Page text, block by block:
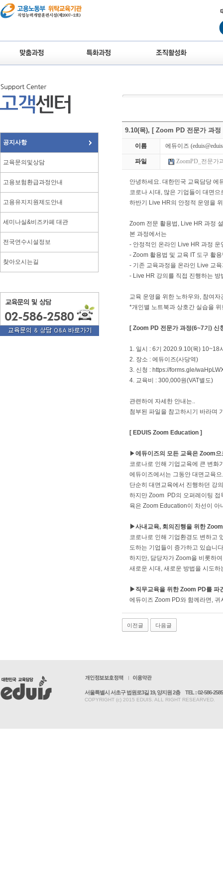
공지사항
교육문의및상담
고용보험환급과정안내
고용유지지원제도안내
세미나실&비즈카페 대관
전국연수시설정보
찾아오시는길
9.10(목), [ Zoom PD 전문가 과정
이름 에듀이즈
파일 ZoomPD_전문가
안녕하세요. 대한민국 교육담당 에
코로나 시대, 많은 기업들이 대면
하반기 Live HR의 안정적 운영을
Zoom 전문 활용법, Live HR 과정
본 과정에서는
- 안정적인 온라인 Live HR 과정 운
- Zoom 활용법 및 교육 IT 도구 활
- 기존 교육과정을 온라인 Live 교
- Live HR 강의를 직접 진행하는
교육 운영을 위한 노하우와, 참여
*개인별 노트북과 상호간 실습을
[ Zoom PD 전문가 과정(6~7기) 신
1. 일시 : 6기 2020.9.10(목) 10~18
2. 장소 : 에듀이즈(사당역)
3. 신청 : https://forms.gle/
4. 교육비 : 300,000원(VAT별도)
관련하여 자세한 안내는..
첨부된 파일을 참고하시기 바라며
[ EDUIS Zoom Education ]
▶에듀이즈의 모든 교육은 Zoom
코로나로 인해 기업교육에 큰 변화
에듀이즈에서는 그동안 대면교육
단순히 대면교육에서 진행하던 강
하지만 Zoom PD의 오퍼레이팅 접
육은 Zoom Education이 차선이 아
▶사내교육, 회의진행을 위한
코로나로 인해 기업환경도 변하고
도하는 기업들이 증가하고 있습니
하지만, 담당자가 Zoom을 비롯하
새로운 시대, 새로운 방법을 시도
▶직무교육을 위한 Zoom PD를 파
에듀이즈 Zoom PD와 함께라면,
이전글 다음글
서울특별시 서초구 법원로3길 19, 양지원 2층 TEL : 02-586-2585
COPYRIGHT (c) 2015 EDUIS. ALL RIGHT RESEARVED.